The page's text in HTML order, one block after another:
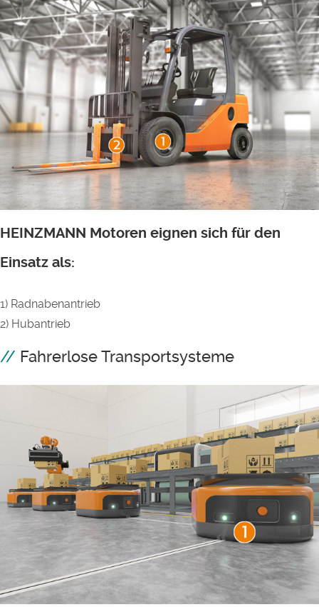
HEINZMANN Motoren eignen sich für den
Einsatz als:
1) Radnabenantrieb
2) Hubantrieb
Fahrerlose Transportsysteme